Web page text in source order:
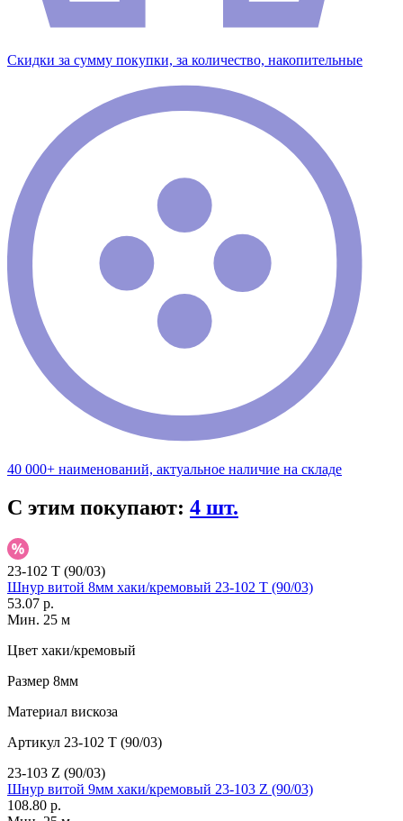
Скидки за сумму покупки, за количество, накопительные
40 000+ наименований, актуальное наличие на складе
С этим покупают: 4 шт.
23-102 T (90/03)
Шнур витой 8мм хаки/кремовый 23-102 T (90/03)
53.07 р.
Мин. 25 м
Цвет хаки/кремовый
Размер 8мм
Материал вискоза
Артикул 23-102 T (90/03)
23-103 Z (90/03)
Шнур витой 9мм хаки/кремовый 23-103 Z (90/03)
108.80 р.